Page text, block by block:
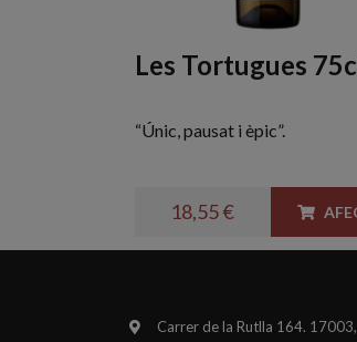
Les Tortugues
“Únic, pausat i èpic”.
18,55 €
Carrer de la Rutlla 164. 17003,